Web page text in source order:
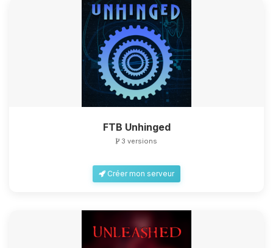
FTB Unhinged
3 versions
Créer mon serveur